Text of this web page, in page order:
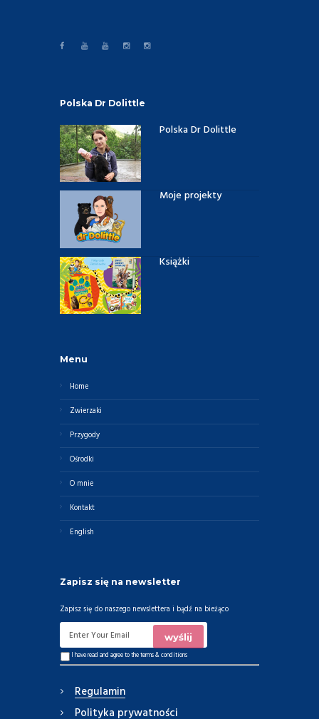
Polska Dr Dolittle
Polska Dr Dolittle
Moje projekty
Książki
Menu
Home
Zwierzaki
Przygody
Ośrodki
O mnie
Kontakt
English
Zapisz się na newsletter
Zapisz się do naszego newslettera i bądź na bieżąco
I have read and agree to theterms & conditions
Regulamin
Polityka prywatności